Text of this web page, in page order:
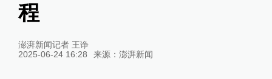
程
澎湃新闻记者 王诤
2025-06-24 16:28
来源： 澎湃新闻